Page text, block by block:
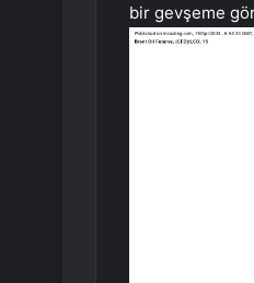
bir gevşeme